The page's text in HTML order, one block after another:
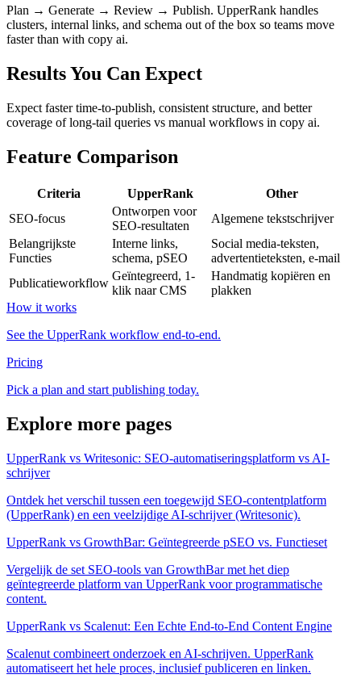
Plan → Generate → Review → Publish. UpperRank handles
clusters, internal links, and schema out of the box so teams move
faster than with copy ai.
Results You Can Expect
Expect faster time-to-publish, consistent structure, and better
coverage of long-tail queries vs manual workflows in copy ai.
Feature Comparison
Criteria UpperRank
Other
SEO-focus
Ontworpen voor
SEO-resultaten
Algemene tekstschrijver
Belangrijkste
Functies
Interne links,
schema, pSEO
Social media-teksten,
advertentieteksten, e-mail
Publicatieworkflow
Geïntegreerd, 1-
klik naar CMS
Handmatig kopiëren en
plakken
How it works
See the UpperRank workflow end-to-end.
Pricing
Pick a plan and start publishing today.
Explore more pages
UpperRank vs Writesonic: SEO-automatiseringsplatform vs AI-
schrijver
Ontdek het verschil tussen een toegewijd SEO-contentplatform
(UpperRank) en een veelzijdige AI-schrijver (Writesonic).
UpperRank vs GrowthBar: Geïntegreerde pSEO vs. Functieset
Vergelijk de set SEO-tools van GrowthBar met het diep
geïntegreerde platform van UpperRank voor programmatische
content.
UpperRank vs Scalenut: Een Echte End-to-End Content Engine
Scalenut combineert onderzoek en AI-schrijven. UpperRank
automatiseert het hele proces, inclusief publiceren en linken.